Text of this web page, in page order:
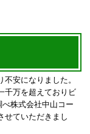
安になりました。
千万を超えておりビ
株式会社中山コー
せていただきまし